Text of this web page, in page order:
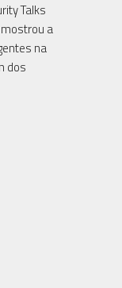
Talks
a
na
dos